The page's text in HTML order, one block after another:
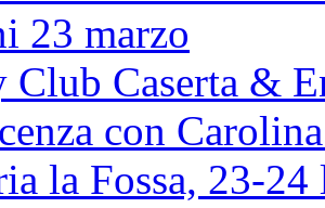
23 marzo
Club Caserta &
con
la Fossa, 23-